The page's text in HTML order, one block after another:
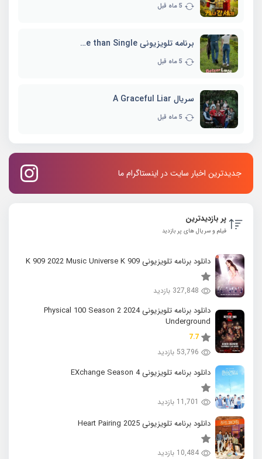
5 ماه قبل
برنامه تلویزیونی Better Late than Single
5 ماه قبل
سریال A Graceful Liar
5 ماه قبل
جدیدترین اخبار سایت در اینستاگرام ما
پر بازدیدترین
فیلم و سریال های پر بازدید
دانلود برنامه تلویزیونی K 909 2022 Music Universe K 909
327,848 بازدید
دانلود برنامه تلویزیونی 2024 Physical 100 Season 2
Underground
7.7
53,796 بازدید
دانلود برنامه تلویزیونی EXchange Season 4
11,701 بازدید
دانلود برنامه تلویزیونی 2025 Heart Pairing
10,484 بازدید